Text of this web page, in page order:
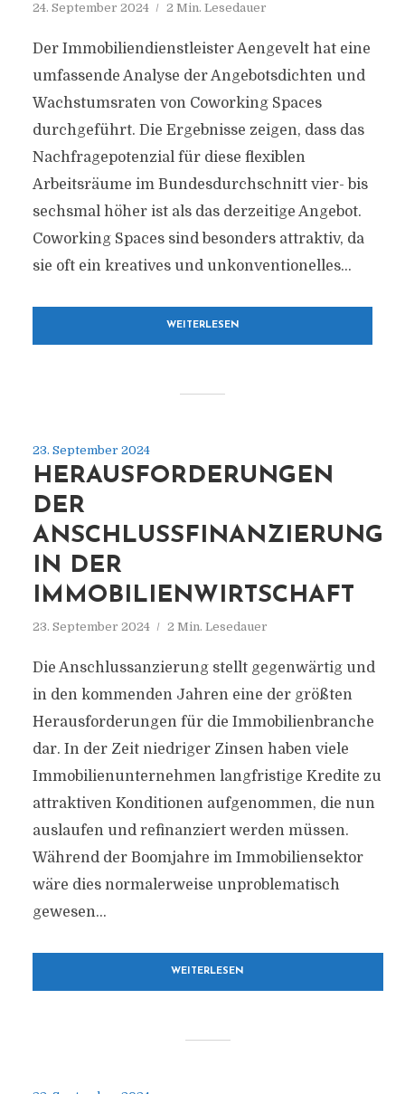
24. September 2024 2 Min. Lesedauer
Der Immobiliendienstleister Aengevelt hat eine
umfassende Analyse der Angebotsdichten und
Wachstumsraten von Coworking Spaces
durchgeführt. Die Ergebnisse zeigen, dass das
Nachfragepotenzial für diese flexiblen
Arbeitsräume im Bundesdurchschnitt vier- bis
sechsmal höher ist als das derzeitige Angebot.
Coworking Spaces sind besonders attraktiv, da
sie oft ein kreatives und unkonventionelles...
WEITERLESEN
23. September 2024
HERAUSFORDERUNGEN
DER
ANSCHLUSSFINANZIERUNG
IN DER
IMMOBILIENWIRTSCHAFT
23. September 2024 2 Min. Lesedauer
Die Anschlussanzierung stellt gegenwärtig und
in den kommenden Jahren eine der größten
Herausforderungen für die Immobilienbranche
dar. In der Zeit niedriger Zinsen haben viele
Immobilienunternehmen langfristige Kredite zu
attraktiven Konditionen aufgenommen, die nun
auslaufen und refinanziert werden müssen.
Während der Boomjahre im Immobiliensektor
wäre dies normalerweise unproblematisch
gewesen...
WEITERLESEN